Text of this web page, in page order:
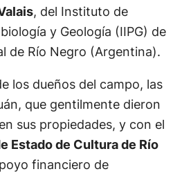
, del Instituto de
y Geología (IIPG) de
de Río Negro (Argentina).
los dueños del campo, las
que gentilmente dieron
sus propiedades, y con el
Estado de Cultura de Río
financiero de